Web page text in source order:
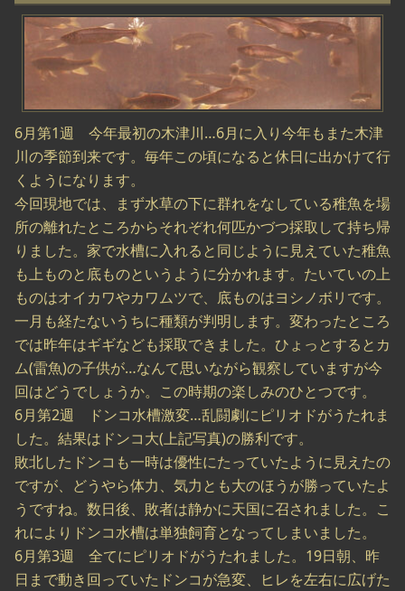
6月第1週 今年最初の木津川…6月に入り今年もまた木津
川の季節到来です。毎年この頃になると休日に出かけて行
くようになります。
今回現地では、まず水草の下に群れをなしている稚魚を場
所の離れたところからそれぞれ何匹かづつ採取して持ち帰
りました。家で水槽に入れると同じように見えていた稚魚
も上ものと底ものというように分かれます。たいていの上
ものはオイカワやカワムツで、底ものはヨシノボリです。
一月も経たないうちに種類が判明します。変わったところ
では昨年はギギなども採取できました。ひょっとするとカ
ム(雷魚)の子供が…なんて思いながら観察していますが今
回はどうでしょうか。この時期の楽しみのひとつです。
6月第2週 ドンコ水槽激変…乱闘劇にピリオドがうたれま
した。結果はドンコ大(上記写真)の勝利です。
敗北したドンコも一時は優性にたっていたように見えたの
ですが、どうやら体力、気力とも大のほうが勝っていたよ
うですね。数日後、敗者は静かに天国に召されました。こ
れによりドンコ水槽は単独飼育となってしまいました。
6月第3週 全てにピリオドがうたれました。19日朝、昨
日まで動き回っていたドンコが急変、ヒレを左右に広げた